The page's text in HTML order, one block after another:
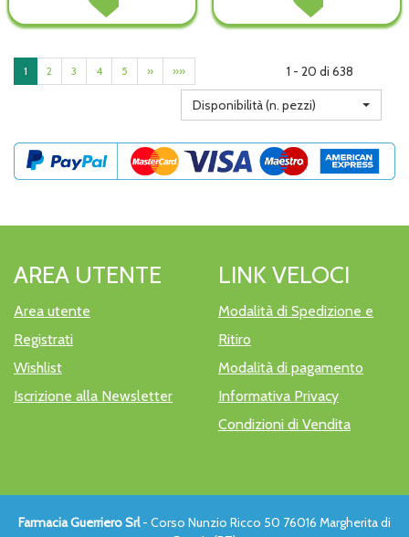
CO
OCCHIAI al
carrello
BORSE
OCCHIAI alla
CLAR
carrello
1 2 3 4 5 » »» 1 - 20 di 638
Disponibilità (n. pezzi)
AREA UTENTE
Area utente
Registrati
Wishlist
Iscrizione alla Newsletter
LINK VELOCI
Modalità di Spedizione e
Ritiro
Modalità di pagamento
Informativa Privacy
Condizioni di Vendita
Farmacia Guerriero Srl- Corso Nunzio Ricco 50 76016 Margherita di